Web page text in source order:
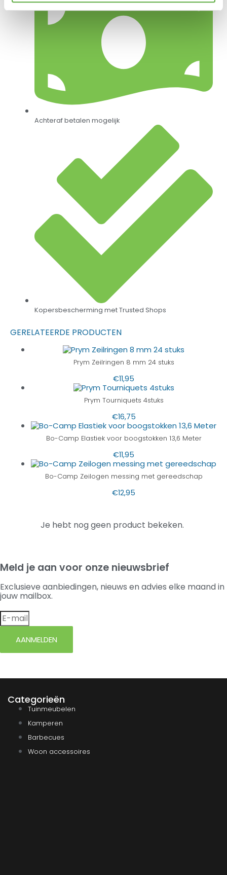
Achteraf betalen mogelijk
Kopersbescherming met Trusted Shops
GERELATEERDE PRODUCTEN
Prym Zeilringen 8 mm 24 stuks
€11,95
Prym Tourniquets 4stuks
€16,75
Bo-Camp Elastiek voor boogstokken 13,6 Meter
€11,95
Bo-Camp Zeilogen messing met gereedschap
€12,95
Je hebt nog geen product bekeken.
Meld je aan voor onze nieuwsbrief
Exclusieve aanbiedingen, nieuws en advies elke maand in
jouw mailbox.
AANMELDEN
Categorieën
Tuinmeubelen
Kamperen
Barbecues
Woon accessoires